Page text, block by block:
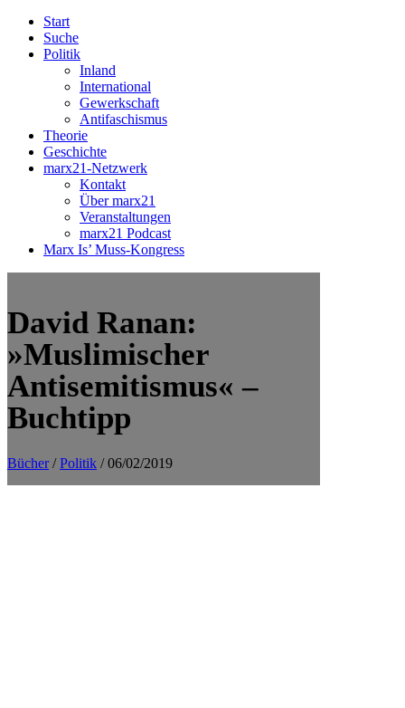
Start
Suche
Politik
Inland
International
Gewerkschaft
Antifaschismus
Theorie
Geschichte
marx21-Netzwerk
Kontakt
Über marx21
Veranstaltungen
marx21 Podcast
Marx Is’ Muss-Kongress
David Ranan:
»Muslimischer
Antisemitismus« –
Buchtipp
Bücher/Politik / 06/02/2019